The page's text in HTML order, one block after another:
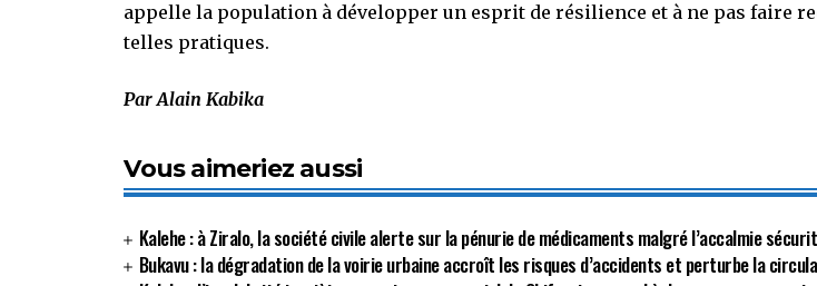
appelle la population à développer un esprit de résilience et à ne pas faire
telles pratiques.
Par Alain Kabika
Vous aimeriez aussi
Kalehe : à Ziralo, la société civile alerte sur la pénurie de médicaments malgré l’accalmie
Bukavu : la dégradation de la voirie urbaine accroît les risques d’accidents et perturbe la